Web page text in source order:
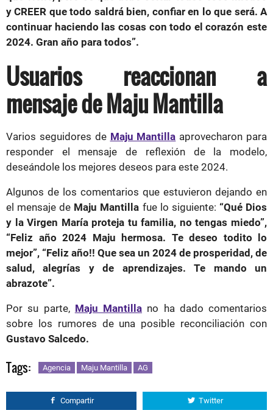
y CREER que todo saldrá bien, confiar en lo que será. A
continuar haciendo las cosas con todo el corazón este
2024. Gran año para todos”.
Usuarios reaccionan a
mensaje de Maju Mantilla
Varios seguidores de Maju Mantilla aprovecharon para
responder el mensaje de reflexión de la modelo,
deseándole los mejores deseos para este 2024.
Algunos de los comentarios que estuvieron dejando en
el mensaje de Maju Mantilla fue lo siguiente: “Qué Dios
y la Virgen María proteja tu familia, no tengas miedo”,
“Feliz año 2024 Maju hermosa. Te deseo todito lo
mejor”, “Feliz año!! Que sea un 2024 de prosperidad, de
salud, alegrías y de aprendizajes. Te mando un
abrazote”.
Por su parte, Maju Mantilla no ha dado comentarios
sobre los rumores de una posible reconciliación con
Gustavo Salcedo.
Tags: Agencia Maju Mantilla AG
Compartir Twitter